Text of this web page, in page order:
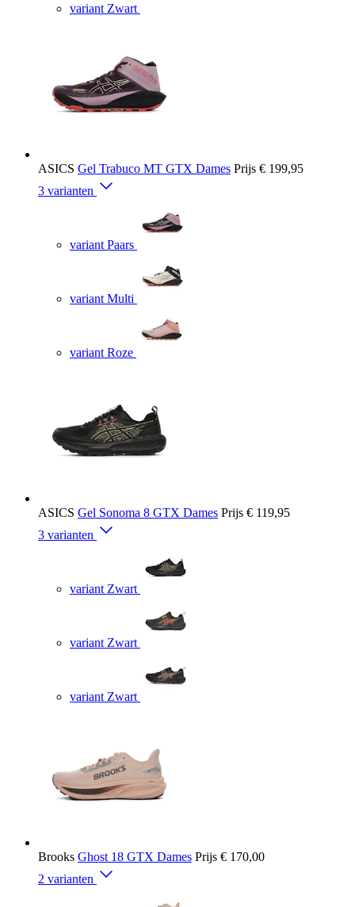
variant Zwart
ASICS Gel Trabuco MT GTX Dames Prijs € 199,95
3 varianten
variant Paars
variant Multi
variant Roze
ASICS Gel Sonoma 8 GTX Dames Prijs € 119,95
3 varianten
variant Zwart
variant Zwart
variant Zwart
Brooks Ghost 18 GTX Dames Prijs € 170,00
2 varianten